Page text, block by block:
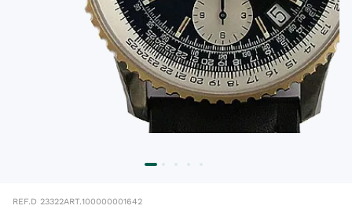
REF.D 23322ART.100000001642